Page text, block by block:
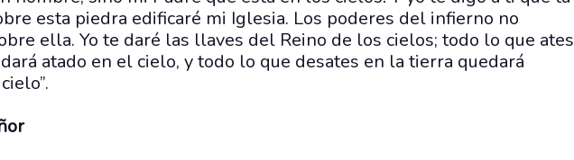
esta piedra edificaré mi Iglesia. Los poderes del infierno no
ella. Yo te daré las llaves del Reino de los cielos; todo lo que ates
atado en el cielo, y todo lo que desates en la tierra quedará